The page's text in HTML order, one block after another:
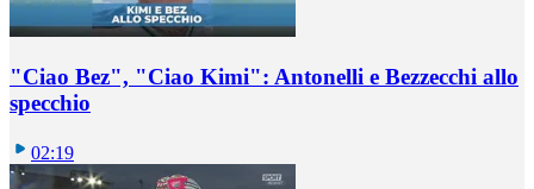
"Ciao Bez", "Ciao Kimi": Antonelli e Bezzecchi allo
specchio
02:19